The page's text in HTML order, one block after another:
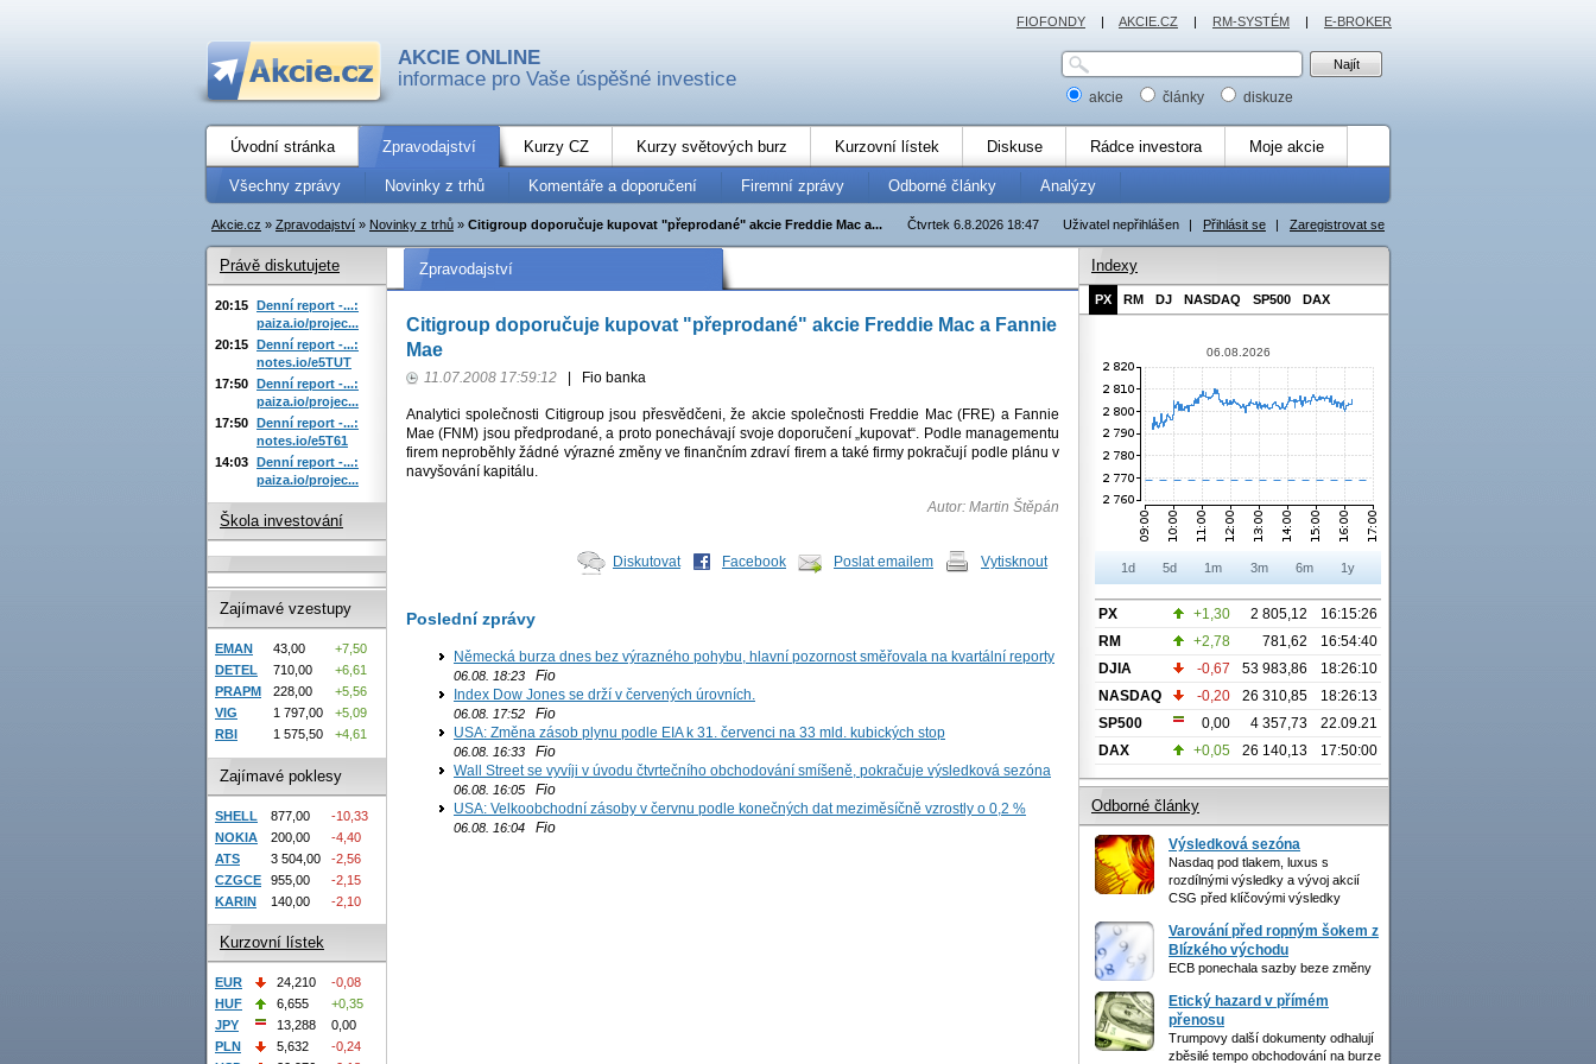
AKCIE ONLINE
informace pro Vaše úspěšné investice
akcie články diskuze
Úvodní stránka Zpravodajství Kurzy CZ Kurzy světových burz Kurzovní lístek Diskuse Rádce investora Moje akcie
Všechny zprávy Novinky z trhů Komentáře a doporučení Firemní zprávy Odborné články Analýzy
Uživatel nepřihlášen | Přihlásit se | Zaregistrovat se
Čtvrtek 6.8.2026 18:47
Akcie.cz » Zpravodajství » Novinky z trhů » Citigroup doporučuje kupovat "přeprodané" akcie Freddie Mac a...
Zpravodajství
Citigroup doporučuje kupovat "přeprodané" akcie Freddie Mac a Fannie
Mae
11.07.2008 17:59:12 Fio banka
Analytici společnosti Citigroup jsou přesvědčeni, že akcie společnosti Freddie Mac (FRE) a Fannie
Mae (FNM) jsou předprodané, a proto ponechávají svoje doporučení „kupovat“. Podle managementu
firem neproběhly žádné výrazné změny ve finančním zdraví firem a také firmy pokračují podle plánu v
navyšování kapitálu.
Autor: Martin Štěpán
Diskutovat Facebook Poslat emailem Vytisknout
Poslední zprávy
Německá burza dnes bez výrazného pohybu, hlavní pozornost směřovala na kvartální reporty
06.08. 18:23 Fio
Index Dow Jones se drží v červených úrovních.
06.08. 17:52 Fio
USA: Změna zásob plynu podle EIA k 31. červenci na 33 mld. kubických stop
06.08. 16:33 Fio
Wall Street se vyvíji v úvodu čtvrtečního obchodování smíšeně, pokračuje výsledková sezóna
06.08. 16:05 Fio
USA: Velkoobchodní zásoby v červnu podle konečných dat meziměsíčně vzrostly o 0,2 %
06.08. 16:04 Fio
Právě diskutujete
20:15 Denní report -...:
paiza.io/projec...
20:15 Denní report -...:
notes.io/e5TUT
17:50 Denní report -...:
paiza.io/projec...
17:50 Denní report -...:
notes.io/e5T61
14:03 Denní report -...:
paiza.io/projec...
Škola investování
Zajímavé vzestupy
EMAN 43,00
+7,50
DETEL
710,00
+6,61
PRAPM
228,00
+5,56
VIG
1 797,00
+5,09
RBI
1 575,50 +4,61
Zajímavé poklesy
SHELL 877,00
-10,33
NOKIA
200,00
-4,40
ATS
3 504,00
-2,56
CZGCE
955,00
-2,15
KARIN
140,00 -2,10
Kurzovní lístek
EUR 24,210
-0,08
HUF
6,655
+0,35
JPY
13,288
0,00
PLN
5,632
-0,24
Indexy
PX RM DJ NASDAQ SP500 DAX
06.08.2026
1d 5d 1m 3m 6m 1y
PX +1,30 2 805,12
16:15:26
RM
+2,78 781,62
16:54:40
DJIA
-0,67 53 983,86
18:26:10
NASDAQ
-0,20 26 310,85
18:26:13
SP500
0,00 4 357,73
22.09.21
DAX
+0,05 26 140,13 17:50:00
Odborné články
Výsledková sezóna
Nasdaq pod tlakem, luxus s
rozdílnými výsledky a vývoj akcií
CSG před klíčovými výsledky
Varování před ropným šokem z
Blízkého východu
ECB ponechala sazby beze změny
Etický hazard v přímém
přenosu
Trumpovy další dokumenty odhalují
zběsilé tempo obchodování na burze
FIOFONDY | AKCIE.CZ | RM-SYSTÉM | E-BROKER